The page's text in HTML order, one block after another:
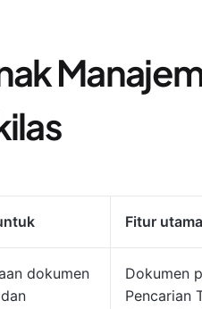
Fitur utama
dokumen
Dokumen
Pencarian